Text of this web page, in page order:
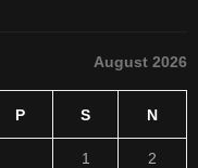
August 2026
P S N
1 2